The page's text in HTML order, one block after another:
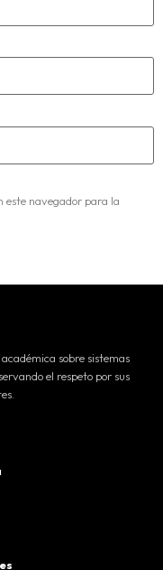
este navegador para la
sobre sistemas
el respeto por sus